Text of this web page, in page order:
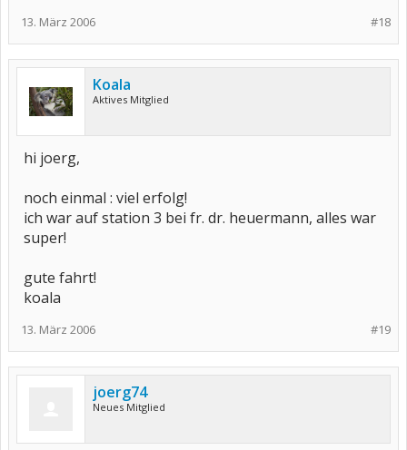
#18
13. März 2006
Koala
Aktives Mitglied
hi joerg,
noch einmal : viel erfolg!
ich war auf station 3 bei fr. dr. heuermann, alles war
super!
gute fahrt!
koala
#19
13. März 2006
joerg74
Neues Mitglied